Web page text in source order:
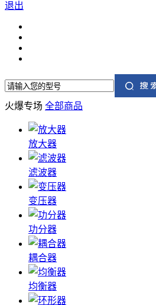
退出
火爆专场 全部商品
放大器
滤波器
变压器
功分器
耦合器
均衡器